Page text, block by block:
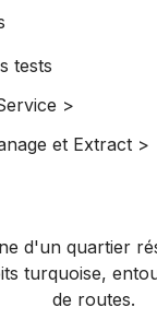
tests
>
et Extract >